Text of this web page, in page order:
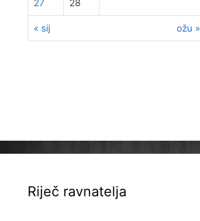
« sij ožu »
27 28
Riječ ravnatelja